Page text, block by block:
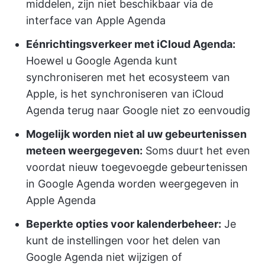
middelen, zijn niet beschikbaar via de
interface van Apple Agenda
Eénrichtingsverkeer met iCloud Agenda:
Hoewel u Google Agenda kunt
synchroniseren met het ecosysteem van
Apple, is het synchroniseren van iCloud
Agenda terug naar Google niet zo eenvoudig
Mogelijk worden niet al uw gebeurtenissen
meteen weergegeven: Soms duurt het even
voordat nieuw toegevoegde gebeurtenissen
in Google Agenda worden weergegeven in
Apple Agenda
Beperkte opties voor kalenderbeheer: Je
kunt de instellingen voor het delen van
Google Agenda niet wijzigen of